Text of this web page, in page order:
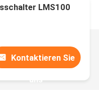
LMS100
Kontaktieren Sie
uns